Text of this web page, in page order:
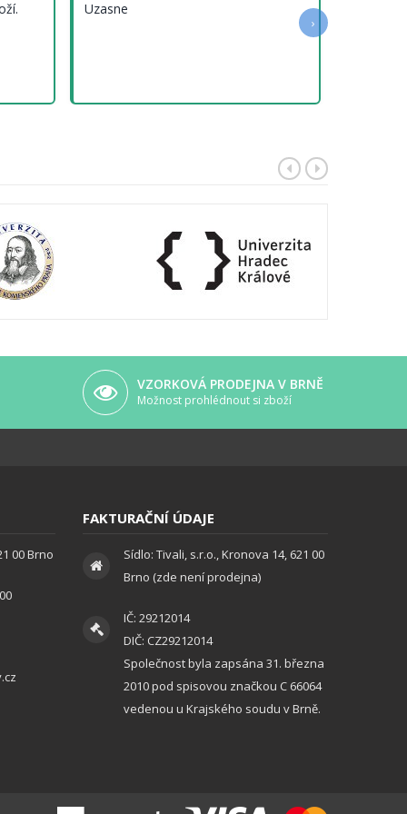
Uzasne
›
VZORKOVÁ PRODEJNA V BRNĚ
Možnost prohlédnout si zboží
00 Brno
FAKTURAČNÍ ÚDAJE
Sídlo: Tivali, s.r.o., Kronova 14, 621 00
Brno (zde není prodejna)
IČ: 29212014
DIČ: CZ29212014
Společnost byla zapsána 31. března
2010 pod spisovou značkou C 66064
vedenou u Krajského soudu v Brně.